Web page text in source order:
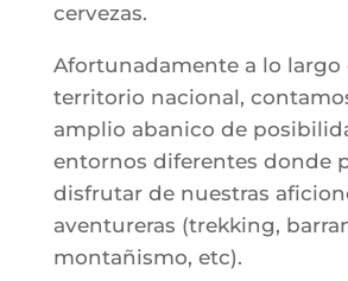
cervezas.
Afortunadamente a lo largo
territorio nacional,
amplio abanico de
entornos diferentes donde
disfrutar de nuestras
aventureras (trekking,
montañismo, etc).